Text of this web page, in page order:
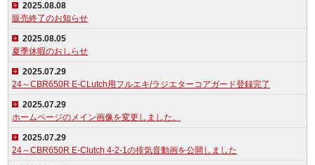
2025.08.08
販売終了のお知らせ
2025.08.05
夏季休暇のおしらせ
2025.07.29
24～CBR650R E-CLutch用フルエキ/ラジエターコアガード登録完了
2025.07.29
ホームページのメイン画像を変更しました。
2025.07.29
24～CBR650R E-Clutch 4-2-1の排気音動画を公開しました